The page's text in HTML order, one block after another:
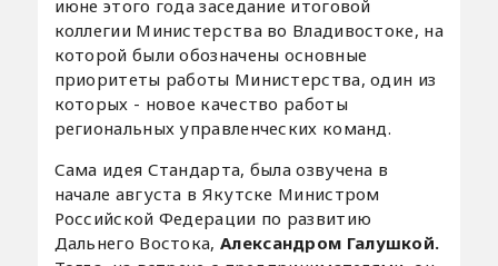
июне этого года заседание итоговой
коллегии Министерства во Владивостоке, на
которой были обозначены основные
приоритеты работы Министерства, один из
которых - новое качество работы
региональных управленческих команд.
Сама идея Стандарта, была озвучена в
начале августа в Якутске Министром
Российской Федерации по развитию
Дальнего Востока, Александром Галушкой.